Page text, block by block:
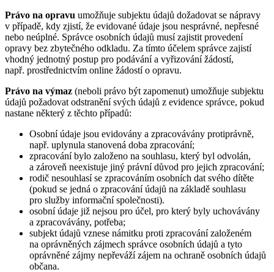
Právo na opravu umožňuje subjektu údajů dožadovat se nápravy
v případě, kdy zjistí, že evidované údaje jsou nesprávné, nepřesné
nebo neúplné. Správce osobních údajů musí zajistit provedení
opravy bez zbytečného odkladu. Za tímto účelem správce zajistí
vhodný jednotný postup pro podávání a vyřizování žádostí,
např. prostřednictvím online žádostí o opravu.
Právo na výmaz (neboli právo být zapomenut) umožňuje subjektu
údajů požadovat odstranění svých údajů z evidence správce, pokud
nastane některý z těchto případů:
Osobní údaje jsou evidovány a zpracovávány protiprávně,
např. uplynula stanovená doba zpracování;
zpracování bylo založeno na souhlasu, který byl odvolán,
a zároveň neexistuje jiný právní důvod pro jejich zpracování;
rodič nesouhlasí se zpracováním osobních dat svého dítěte
(pokud se jedná o zpracování údajů na základě souhlasu
pro služby informační společnosti).
osobní údaje již nejsou pro účel, pro který byly uchovávány
a zpracovávány, potřeba;
subjekt údajů vznese námitku proti zpracování založeném
na oprávněných zájmech správce osobních údajů a tyto
oprávněné zájmy nepřeváží zájem na ochraně osobních údajů
občana.